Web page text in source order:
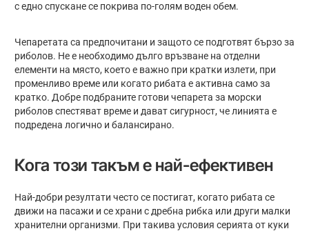
с едно спускане се покрива по-голям воден обем.
Чепаретата са предпочитани и защото се подготвят бързо за
риболов. Не е необходимо дълго връзване на отделни
елементи на място, което е важно при кратки излети, при
променливо време или когато рибата е активна само за
кратко. Добре подбраните готови чепарета за морски
риболов спестяват време и дават сигурност, че линията е
подредена логично и балансирано.
Кога този такъм е най-ефективен
Най-добри резултати често се постигат, когато рибата се
движи на пасажи и се храни с дребна рибка или други малки
хранителни организми. При такива условия серията от куки